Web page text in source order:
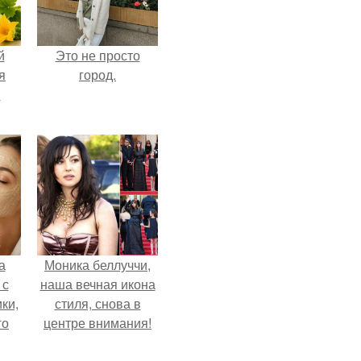
Это не просто
город.
Моника беллуччи,
наша вечная икона
стиля, снова в
центре внимания!